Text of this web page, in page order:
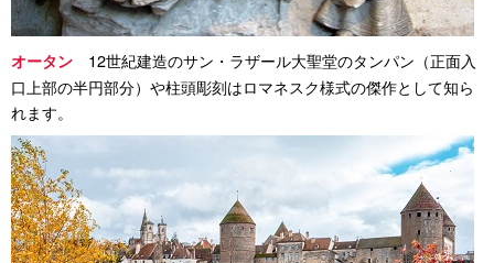
オータン 12世紀建造のサン・ラザール大聖堂のタンパン（正面入
口上部の半円部分）や柱頭彫刻はロマネスク様式の傑作として知ら
れます。